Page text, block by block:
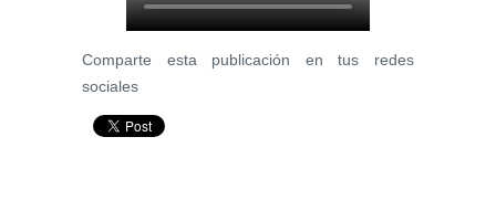
Comparte esta publicación en tus redes
sociales